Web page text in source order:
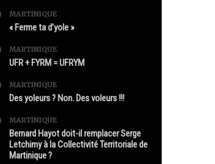
MARTINIQUE
« Ferme ta d’yole »
MARTINIQUE
UFR + FYRM = UFRYM
MARTINIQUE
Des yoleurs ? Non. Des voleurs !!!
MARTINIQUE
Bernard Hayot doit-il remplacer Serge
Letchimy à la Collectivité Territoriale de
Martinique ?